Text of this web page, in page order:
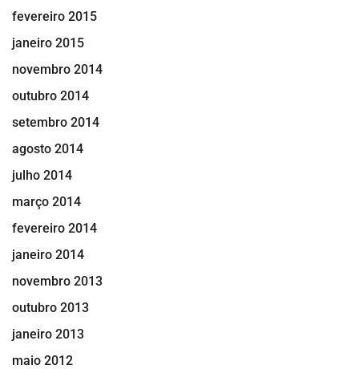
fevereiro 2015
janeiro 2015
novembro 2014
outubro 2014
setembro 2014
agosto 2014
julho 2014
março 2014
fevereiro 2014
janeiro 2014
novembro 2013
outubro 2013
janeiro 2013
maio 2012